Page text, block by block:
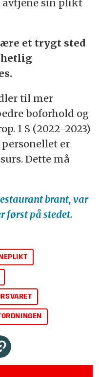
avtjene sin plikt
et trygt sted
til mer
boforhold og
1 S (2022–2023)
er
Dette må
brant, var
først på stedet.